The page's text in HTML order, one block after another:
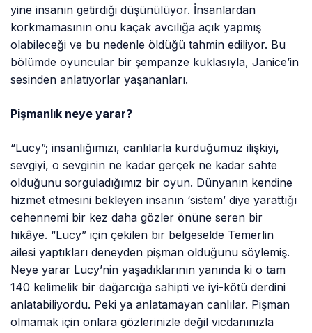
yine insanın getirdiği düşünülüyor. İnsanlardan
korkmamasının onu kaçak avcılığa açık yapmış
olabileceği ve bu nedenle öldüğü tahmin ediliyor. Bu
bölümde oyuncular bir şempanze kuklasıyla, Janice’in
sesinden anlatıyorlar yaşananları.
Pişmanlık neye yarar?
“Lucy”; insanlığımızı, canlılarla kurduğumuz ilişkiyi,
sevgiyi, o sevginin ne kadar gerçek ne kadar sahte
olduğunu sorguladığımız bir oyun. Dünyanın kendine
hizmet etmesini bekleyen insanın ‘sistem’ diye yarattığı
cehennemi bir kez daha gözler önüne seren bir
hikâye. “Lucy” için çekilen bir belgeselde Temerlin
ailesi yaptıkları deneyden pişman olduğunu söylemiş.
Neye yarar Lucy’nin yaşadıklarının yanında ki o tam
140 kelimelik bir dağarcığa sahipti ve iyi-kötü derdini
anlatabiliyordu. Peki ya anlatamayan canlılar. Pişman
olmamak için onlara gözlerinizle değil vicdanınızla